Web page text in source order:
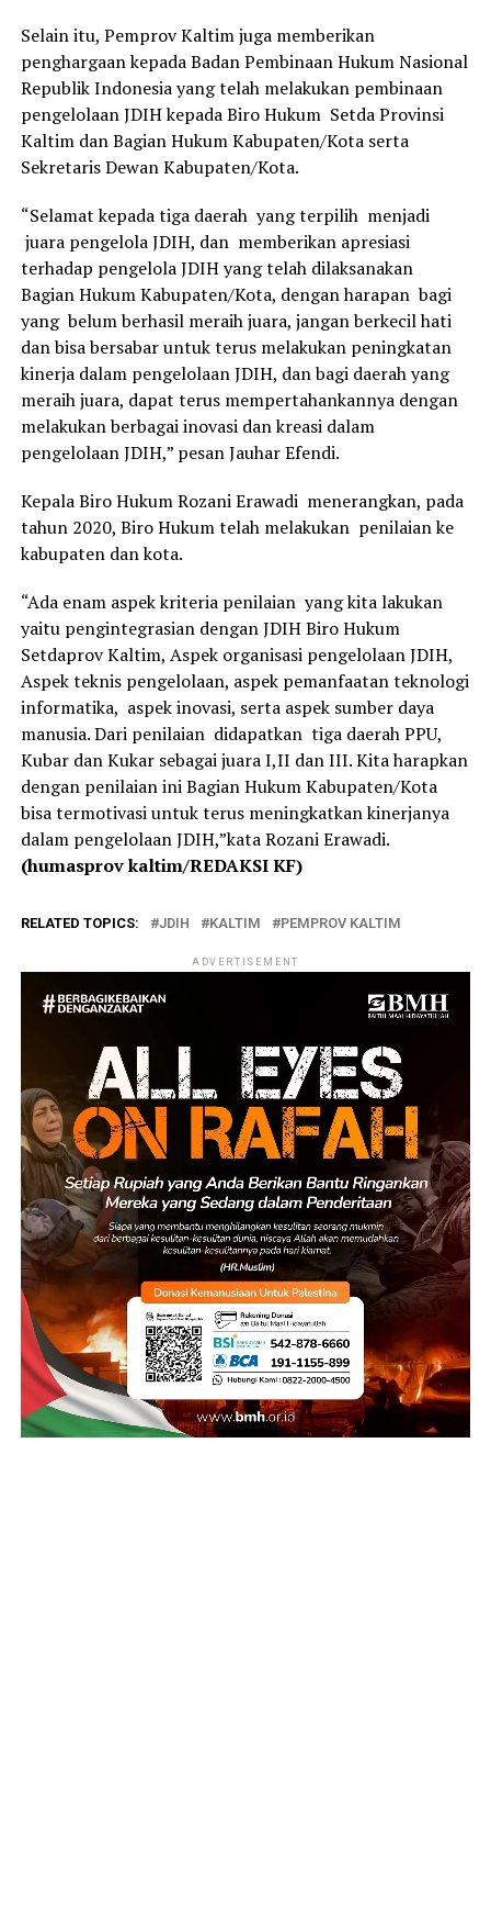
Selain itu, Pemprov Kaltim juga memberikan
penghargaan kepada Badan Pembinaan Hukum Nasional
Republik Indonesia yang telah melakukan pembinaan
pengelolaan JDIH kepada Biro Hukum Setda Provinsi
Kaltim dan Bagian Hukum Kabupaten/Kota serta
Sekretaris Dewan Kabupaten/Kota.
“Selamat kepada tiga daerah yang terpilih menjadi
juara pengelola JDIH, dan memberikan apresiasi
terhadap pengelola JDIH yang telah dilaksanakan
Bagian Hukum Kabupaten/Kota, dengan harapan bagi
yang belum berhasil meraih juara, jangan berkecil hati
dan bisa bersabar untuk terus melakukan peningkatan
kinerja dalam pengelolaan JDIH, dan bagi daerah yang
meraih juara, dapat terus mempertahankannya dengan
melakukan berbagai inovasi dan kreasi dalam
pengelolaan JDIH,” pesan Jauhar Efendi.
Kepala Biro Hukum Rozani Erawadi menerangkan, pada
tahun 2020, Biro Hukum telah melakukan penilaian ke
kabupaten dan kota.
“Ada enam aspek kriteria penilaian yang kita lakukan
yaitu pengintegrasian dengan JDIH Biro Hukum
Setdaprov Kaltim, Aspek organisasi pengelolaan JDIH,
Aspek teknis pengelolaan, aspek pemanfaatan teknologi
informatika, aspek inovasi, serta aspek sumber daya
manusia. Dari penilaian didapatkan tiga daerah PPU,
Kubar dan Kukar sebagai juara I,II dan III. Kita harapkan
dengan penilaian ini Bagian Hukum Kabupaten/Kota
bisa termotivasi untuk terus meningkatkan kinerjanya
dalam pengelolaan JDIH,”kata Rozani Erawadi.
(humasprov kaltim/REDAKSI KF)
RELATED TOPICS: JDIH KALTIM PEMPROV KALTIM
ADVERTISEMENT